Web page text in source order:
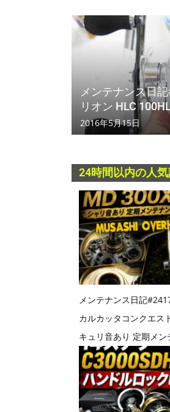
メンテナンス日
リオン HLC
2016年5月15日
24時間以内の人気
メンテナンス日記
カルカッタコンクエス
キュリ音あり 定期メン